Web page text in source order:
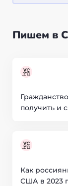
Пишем в
получить и
Как
США в 2023